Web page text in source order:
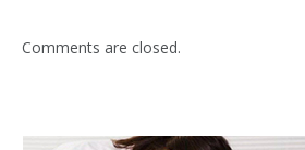
Comments are closed.